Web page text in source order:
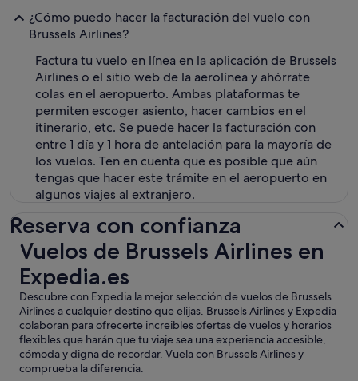
¿Cómo puedo hacer la facturación del vuelo con
Brussels Airlines?
Factura tu vuelo en línea en la aplicación de Brussels
Airlines o el sitio web de la aerolínea y ahórrate
colas en el aeropuerto. Ambas plataformas te
permiten escoger asiento, hacer cambios en el
itinerario, etc. Se puede hacer la facturación con
entre 1 día y 1 hora de antelación para la mayoría de
los vuelos. Ten en cuenta que es posible que aún
tengas que hacer este trámite en el aeropuerto en
algunos viajes al extranjero.
Reserva con confianza
Vuelos de Brussels Airlines en
Expedia.es
Descubre con Expedia la mejor selección de vuelos de Brussels
Airlines a cualquier destino que elijas. Brussels Airlines y Expedia
colaboran para ofrecerte increibles ofertas de vuelos y horarios
flexibles que harán que tu viaje sea una experiencia accesible,
cómoda y digna de recordar. Vuela con Brussels Airlines y
comprueba la diferencia.
Vuelos de Brussels Airlines en Expedia.es